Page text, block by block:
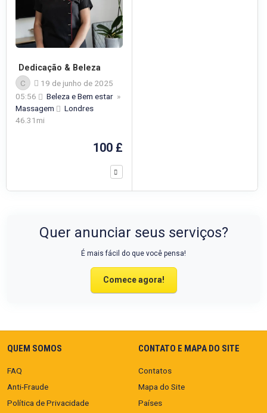
Dedicação & Beleza
C
19 de junho de 2025
05:56
Beleza e Bem estar »
Massagem
Londres
46.31mi
100 £
Quer anunciar seus serviços?
É mais fácil do que você pensa!
Comece agora!
QUEM SOMOS
FAQ
Anti-Fraude
Política de Privacidade
CONTATO E MAPA DO SITE
Contatos
Mapa do Site
Países